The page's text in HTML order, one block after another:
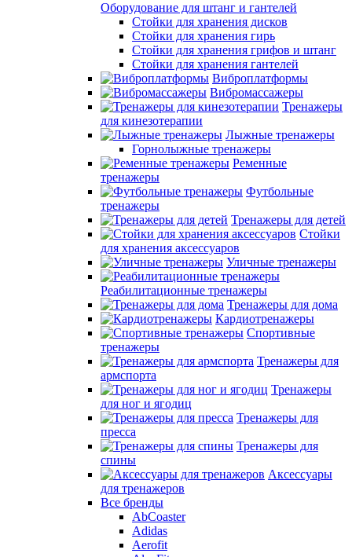
Оборудование для штанг и гантелей
Стойки для хранения дисков
Стойки для хранения гирь
Стойки для хранения грифов и штанг
Стойки для хранения гантелей
Виброплатформы
Вибромассажеры
Тренажеры
для кинезотерапии
Лыжные тренажеры
Горнолыжные тренажеры
Ременные
тренажеры
Футбольные
тренажеры
Тренажеры для детей
Стойки
для хранения аксессуаров
Уличные тренажеры
Реабилитационные тренажеры
Тренажеры для дома
Кардиотренажеры
Спортивные
тренажеры
Тренажеры для
армспорта
Тренажеры
для ног и ягодиц
Тренажеры для
пресса
Тренажеры для
спины
Аксессуары
для тренажеров
Все бренды
AbCoaster
Adidas
Aerofit